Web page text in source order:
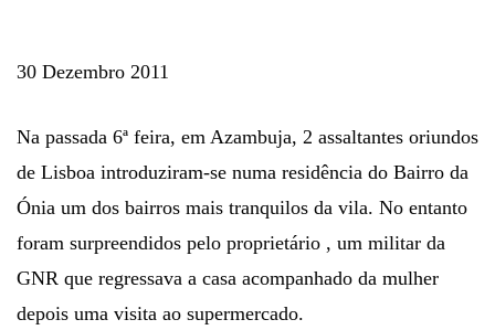
30 Dezembro 2011
Na passada 6ª feira, em Azambuja, 2 assaltantes oriundos
de Lisboa introduziram-se numa residência do Bairro da
Ónia um dos bairros mais tranquilos da vila. No entanto
foram surpreendidos pelo proprietário , um militar da
GNR que regressava a casa acompanhado da mulher
depois uma visita ao supermercado.